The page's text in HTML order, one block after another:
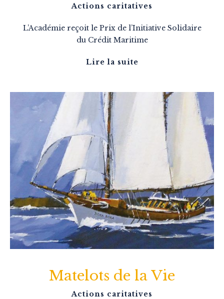
Actions caritatives
L’Académie reçoit le Prix de l’Initiative Solidaire
du Crédit Maritime
Lire la suite
Matelots de la Vie
Actions caritatives